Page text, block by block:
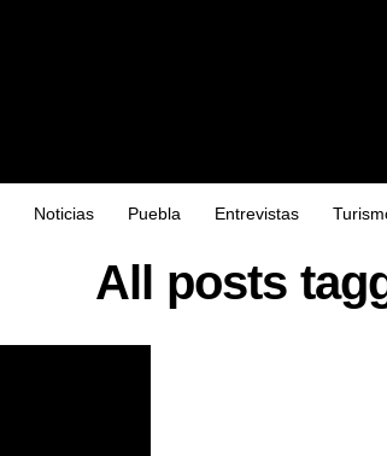
Noticias Puebla Entrevistas
All posts